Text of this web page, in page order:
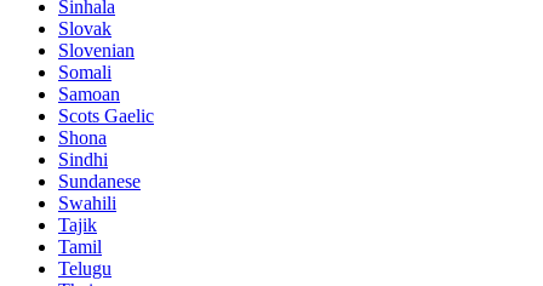
Sinhala
Slovak
Slovenian
Somali
Samoan
Scots Gaelic
Shona
Sindhi
Sundanese
Swahili
Tajik
Tamil
Telugu